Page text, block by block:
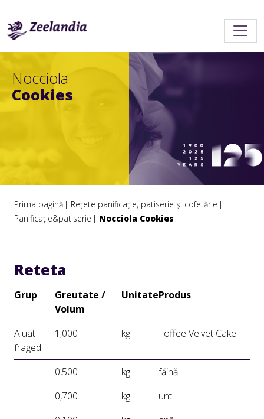
Nocciola
Cookies
Prima pagină
Rețete panificație, patiserie și cofetărie
Panificație&patiserie
Nocciola Cookies
Reteta
Grup
Greutate /
Volum
UnitateProdus
Aluat
fraged
1,000 kg Toffee Velvet Cake
0,500 kg
făină
0,700
kg
unt